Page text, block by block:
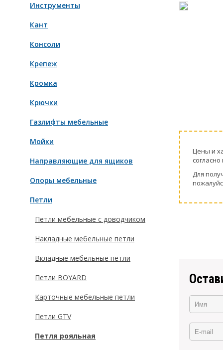
Инструменты
Кант
Консоли
Крепеж
Кромка
Крючки
Газлифты мебельные
Мойки
Направляющие для ящиков
Опоры мебельные
Петли
Петли мебельные с доводчиком
Накладные мебельные петли
Вкладные мебельные петли
Петли BOYARD
Карточные мебельные петли
Петли GTV
Петля рояльная
Цeны и
Для